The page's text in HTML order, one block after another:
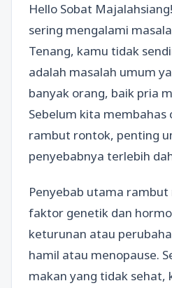
Hello Sobat
sering mengalami
Tenang, kamu tidak
adalah masalah umum
banyak orang, baik pria
Sebelum kita membahas
rambut rontok, penting
penyebabnya terlebih
Penyebab utama
faktor genetik dan
keturunan atau
hamil atau menopause.
makan yang tidak sehat,